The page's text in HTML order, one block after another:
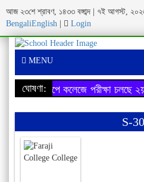
আজ ২৩শে শ্রাবণ, ১৪৩৩ বঙ্গাব্দ | ৭ই আগস্ট, ২০২৬
BengaliEnglish Login
MENU
ঘোষণা: ২য়
২য় ধাপে কলেজে পরীক্ষা চলছে
S-30